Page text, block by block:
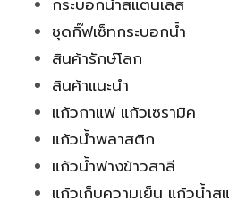
ชุดกิ๊ฟเซ็ทกระบอกน้ำ
สินค้ารักษ์โลก
สินค้าแนะนำ
แก้วกาแฟ แก้วเซรามิค
แก้วน้ำพลาสติก
แก้วน้ำฟางข้าวสาลี
แก้วเก็บความเย็น แก้วน้ำส